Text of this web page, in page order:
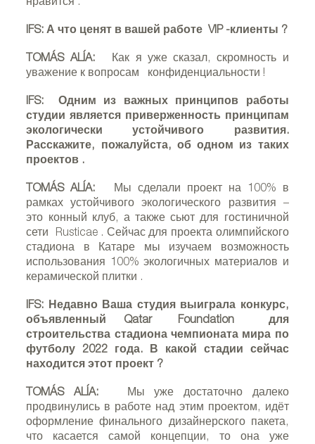
Café Larios en Madrid
нравится .
IFS:А что ценят в вашей работе VIP -клиенты ?
TOMÁS ALÍA:
Как я уже сказал, скромность и
уважение к вопросам
конфиденциальности !
IFS:Одним из важных принципов работы
студии является приверженность принципам
экологически устойчивого развития.
Расскажите, пожалуйста, об одном из таких
проектов .
TOMÁS ALÍA:
Мы сделали проект на 100% в
рамках устойчивого экологического развития –
это конный клуб, а также сьют для гостиничной
сети Rusticae . Сейчас для проекта олимпийского
стадиона в Катаре мы изучаем возможность
использования 100% экологичных материалов и
керамической плитки .
IFS: Недавно Ваша студия выиграла конкурс,
объявленный Qatar Foundation
для
строительства стадиона чемпионата мира по
футболу 2022 года. В какой стадии сейчас
находится этот проект ?
TOMÁS ALÍA:
Мы уже достаточно далеко
продвинулись в работе над этим проектом, идёт
оформление финального дизайнерского пакета,
что касается самой концепции, то она уже